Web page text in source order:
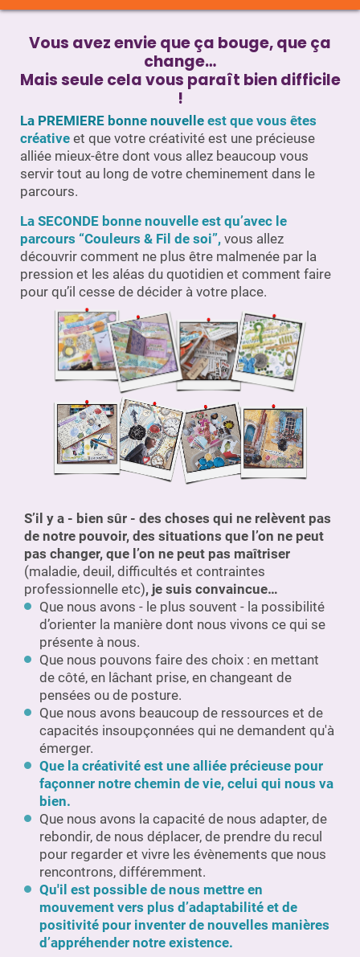
Vous avez envie que ça bouge, que ça
change…
Mais seule cela vous paraît bien difficile
!
La PREMIERE bonne nouvelle est que vous êtes
créative et que votre créativité est une précieuse
alliée mieux-être dont vous allez beaucoup vous
servir tout au long de votre cheminement dans le
parcours.
La SECONDE bonne nouvelle est qu’avec le
parcours “Couleurs & Fil de soi”, vous allez
découvrir comment ne plus être malmenée par la
pression et les aléas du quotidien et comment faire
pour qu’il cesse de décider à votre place.
S’il y a - bien sûr - des choses qui ne relèvent pas
de notre pouvoir, des situations que l’on ne peut
pas changer, que l’on ne peut pas maîtriser
(maladie, deuil, difficultés et contraintes
professionnelle etc), je suis convaincue…
Que nous avons - le plus souvent - la possibilité
d’orienter la manière dont nous vivons ce qui se
présente à nous.
Que nous pouvons faire des choix : en mettant
de côté, en lâchant prise, en changeant de
pensées ou de posture.
Que nous avons beaucoup de ressources et de
capacités insoupçonnées qui ne demandent qu'à
émerger.
Que la créativité est une alliée précieuse pour
façonner notre chemin de vie, celui qui nous va
bien.
Que nous avons la capacité de nous adapter, de
rebondir, de nous déplacer, de prendre du recul
pour regarder et vivre les évènements que nous
rencontrons, différemment.
Qu'il est possible de nous mettre en
mouvement vers plus d’adaptabilité et de
positivité pour inventer de nouvelles manières
d’appréhender notre existence.